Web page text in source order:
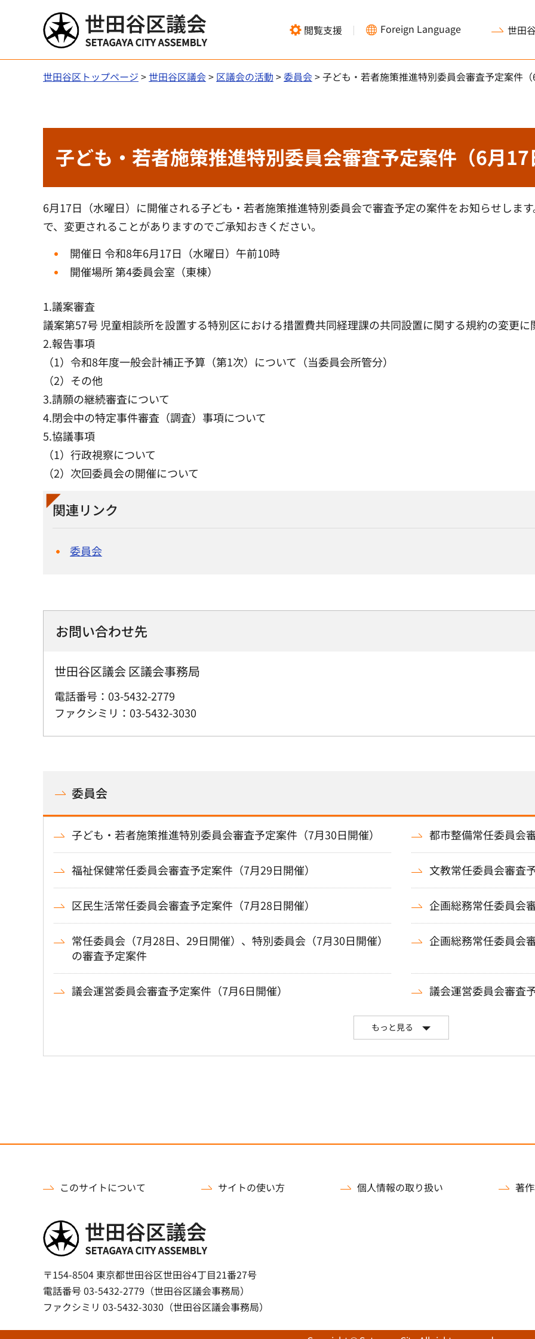
世田谷区議会 閲覧支援 Foreign Language 世田
世田谷区トップページ >世田谷区議会> 区議会の活動 >委員会> 子ども・若者施策推進特別委員会審査予定案件（
子ども・若者施策推進特別委員会審査予定案件（6月17
6月17日（水曜日）に開催される子ども・若者施策推進特別委員会で審査予定の案件をお知らせしま
で、変更されることがありますのでご承知おきください。
開催日 令和8年6月17日（水曜日）午前10時
開催場所 第4委員会室（東棟）
1.議案審査
議案第57号 児童相談所を設置する特別区における措置費共同経理課の共同設置に関する規約の変更に
2.報告事項
（1）令和8年度一般会計補正予算（第1次）について（当委員会所管分）
（2）その他
3.請願の継続審査について
4.閉会中の特定事件審査（調査）事項について
5.協議事項
（1）行政視察について
（2）次回委員会の開催について
関連リンク
委員会
お問い合わせ先
世田谷区議会 区議会事務局
電話番号：03-5432-2779
ファクシミリ：03-5432-3030
委員会
子ども・若者施策推進特別委員会審査予定案件（7月30日開催） 都市整備常任委員会
福祉保健常任委員会審査予定案件（7月29日開催） 文教常任委員会審査
区民生活常任委員会審査予定案件（7月28日開催） 企画総務常任委員会
常任委員会（7月28日、29日開催）、特別委員会（7月30日開催）
の審査予定案件
企画総務常任委員会
議会運営委員会審査予定案件（7月6日開催） 議会運営委員会審査
もっと見る
このサイトについて サイトの使い方 個人情報の取り扱い 著
世田谷区議会
〒154-8504 東京都世田谷区世田谷4丁目21番27号
電話番号 03-5432-2779（世田谷区議会事務局）
ファクシミリ 03-5432-3030（世田谷区議会事務局）